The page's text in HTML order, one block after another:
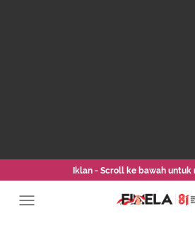
Iklan - Scroll ke bawah